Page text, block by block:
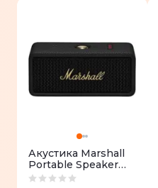
Акустика Marshall
Portable Speaker
Emberton III Black